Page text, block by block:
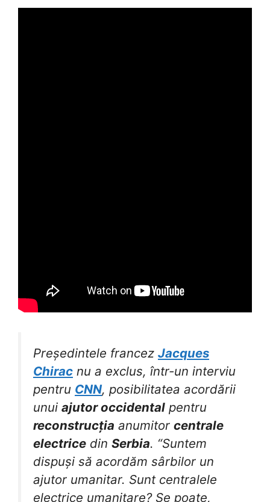
Președintele francez Jacques
Chirac nu a exclus, într-un interviu
pentru CNN, posibilitatea acordării
unui ajutor occidental pentru
reconstrucția anumitor centrale
electrice din Serbia. “Suntem
dispuși să acordăm sârbilor un
ajutor umanitar. Sunt centralele
electrice umanitare? Se poate,